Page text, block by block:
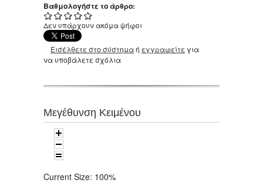
Βαθμολογήστε το άρθρο:
Δεν υπάρχουν ακόμα ψήφοι
Εισέλθετε στο σύστημαή εγγραφείτε για
να υποβάλετε σχόλια
Μεγέθυνση Κειμένου
Current Size: 100%